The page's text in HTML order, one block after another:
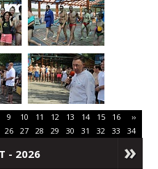
››
9 10 11 12 13 14 15
16
26 27 28 29 30 31 32 33 34
- 2026